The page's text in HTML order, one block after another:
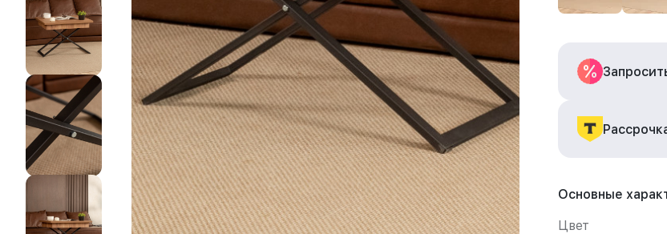
Основные
Цвет